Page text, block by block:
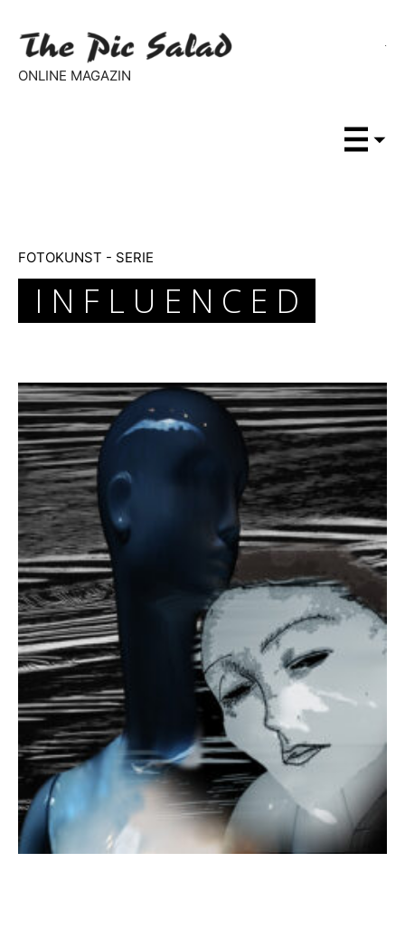
ONLINE MAGAZIN
FOTOKUNST - SERIE
I N F L U E N C E D